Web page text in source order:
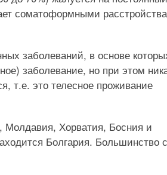
соматоформными
заболеваний, в основе
заболевание, но при этом
т.е. это телесное проживание
Хорватия, Босния и
Болгария. Большинство